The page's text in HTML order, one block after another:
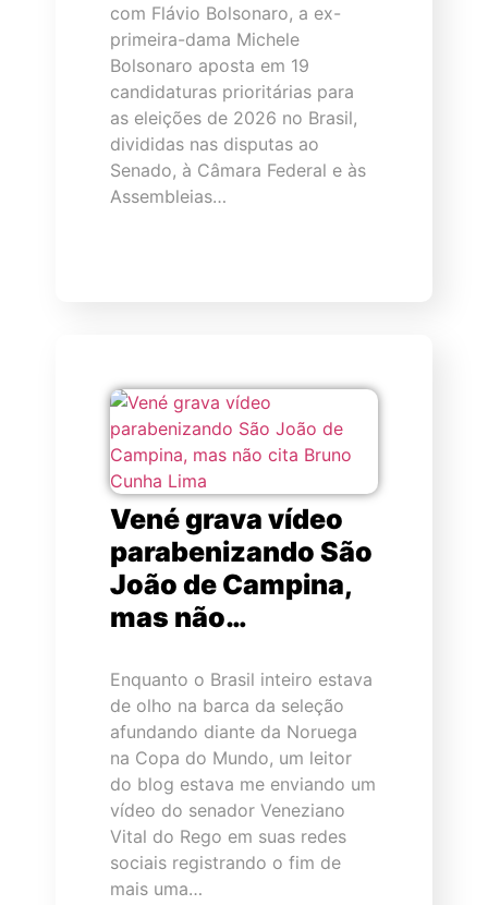
com Flávio Bolsonaro, a ex-
primeira-dama Michele
Bolsonaro aposta em 19
candidaturas prioritárias para
as eleições de 2026 no Brasil,
divididas nas disputas ao
Senado, à Câmara Federal e às
Assembleias…
Vené grava vídeo
parabenizando São
João de Campina,
mas não…
Enquanto o Brasil inteiro estava
de olho na barca da seleção
afundando diante da Noruega
na Copa do Mundo, um leitor
do blog estava me enviando um
vídeo do senador Veneziano
Vital do Rego em suas redes
sociais registrando o fim de
mais uma…